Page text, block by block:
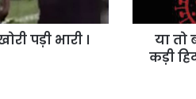
पड़ी भारी ।
या
हिदायत
या तो
कड़ी